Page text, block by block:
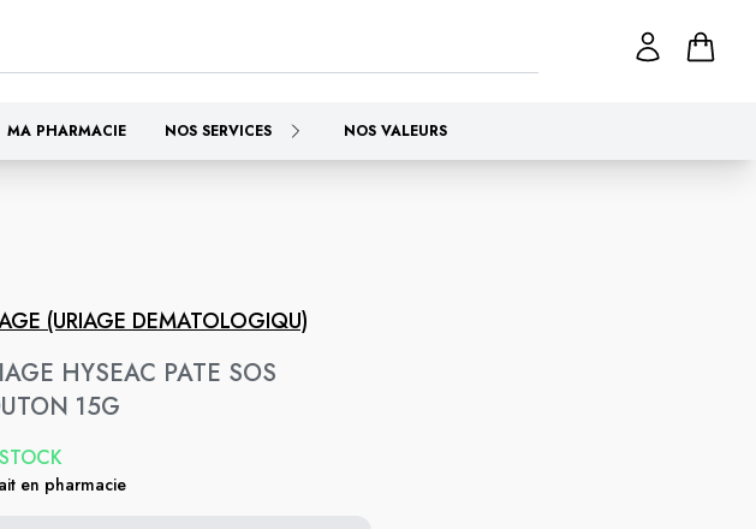
MA PHARMACIE NOS SERVICES NOS VALEURS
(URIAGE DEMATOLOGIQU)
HYSEAC PATE SOS
15G
en pharmacie